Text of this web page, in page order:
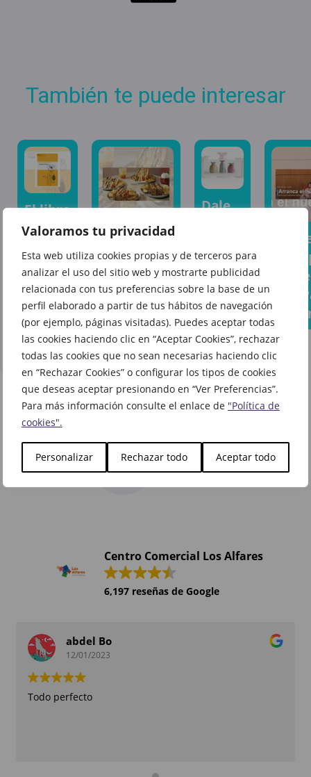
Valoramos tu privacidad
Esta web utiliza cookies propias y de terceros para
analizar el uso del sitio web y mostrarte publicidad
relacionada con tus preferencias sobre la base de un
perfil elaborado a partir de tus hábitos de navegación
(por ejemplo, páginas visitadas). Puedes aceptar todas
las cookies haciendo clic en “Aceptar Cookies”, rechazar
todas las cookies que no sean necesarias haciendo clic
en “Rechazar Cookies” o configurar los tipos de cookies
que deseas aceptar presionando en “Ver Preferencias”.
Para más información consulte el enlace de "Política de
cookies".
Personalizar Rechazar todo Aceptar todo
También te puede interesar
El libro
del
todo el
mundo
habla
ya te
espera
en La
Casa
del
Libro
Tus
sándwiches
favoritos
ahora
saben aún
mejor en
Vips
Dale
rincón
de tu
casa
La
la
cole
Centro Comercial Los Alfares
6,197 reseñas de Google
abdel Bo
12/01/2023
Todo perfecto